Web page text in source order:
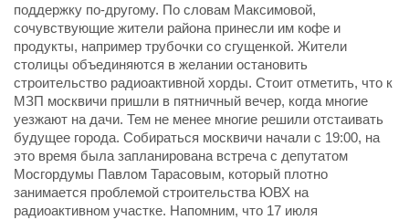
поддержку по-другому. По словам Максимовой,
сочувствующие жители района принесли им кофе и
продукты, например трубочки со сгущенкой. Жители
столицы объединяются в желании остановить
строительство радиоактивной хорды. Стоит отметить, что к
МЗП москвичи пришли в пятничный вечер, когда многие
уезжают на дачи. Тем не менее многие решили отстаивать
будущее города. Собираться москвичи начали с 19:00, на
это время была запланирована встреча с депутатом
Мосгордумы Павлом Тарасовым, который плотно
занимается проблемой строительства ЮВХ на
радиоактивном участке. Напомним, что 17 июля